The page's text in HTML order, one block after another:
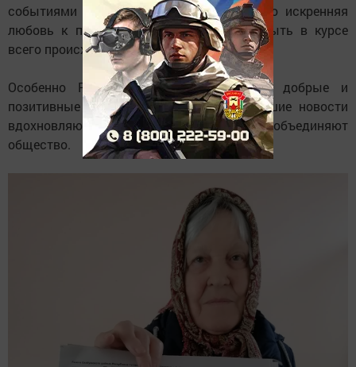
событиями в родном городе сегодня. Его искренняя
любовь к печатному слову и желание быть в курсе
всего происходящего вызывают уважение.
Особенно Равиль Миргалимович ценит добрые и
позитивные материалы. Он уверен: хорошие новости
вдохновляют людей, дарят надежду и объединяют
общество.